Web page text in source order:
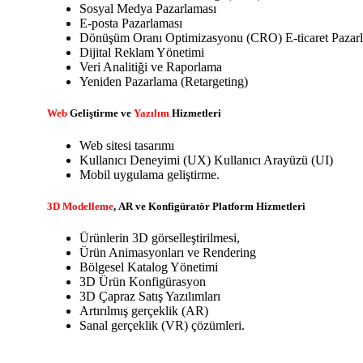
Sosyal Medya Pazarlaması
E-posta Pazarlaması
Dönüşüm Oranı Optimizasyonu (CRO) E-ticaret
Dijital Reklam Yönetimi
Veri Analitiği ve Raporlama
Yeniden Pazarlama (Retargeting)
Web Geliştirme ve Yazılım Hizmetleri
Web sitesi tasarımı
Kullanıcı Deneyimi (UX) Kullanıcı Arayüzü (UI)
Mobil uygulama geliştirme.
3D Modelleme, AR ve Konfigüratör Platform Hizmetleri
Ürünlerin 3D görselleştirilmesi,
Ürün Animasyonları ve Rendering
Bölgesel Katalog Yönetimi
3D Ürün Konfigürasyon
3D Çapraz Satış Yazılımları
Artırılmış gerçeklik (AR)
Sanal gerçeklik (VR) çözümleri.